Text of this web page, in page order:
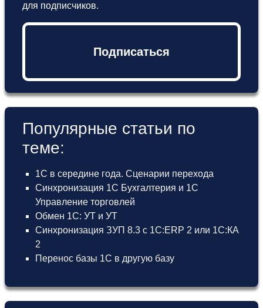
для подписчиков.
Подписаться
Популярные статьи по
теме:
1С в середине года. Сценарии перехода
Синхронизация 1С Бухгалтерия и 1С
Управление торговлей
Обмен 1С: УТ и УТ
Синхронизация ЗУП 8.3 с 1С:ERP 2 или 1С:КА
2
Перенос базы 1С в другую базу